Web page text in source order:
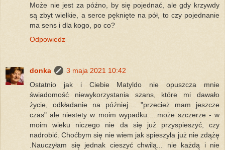
Może nie jest za późno, by się pojednać, ale gdy krzywdy
są zbyt wielkie, a serce pęknięte na pół, to czy pojednanie
ma sens i dla kogo, po co?
Odpowiedz
donka
3 maja 2021 10:42
Ostatnio jak i Ciebie Matyldo nie opuszcza mnie
świadomość niewykorzystania szans, które mi dawało
życie, odkładanie na później.... "przecież mam jeszcze
czas" ale niestety w moim wypadku.....może szczerze - w
moim wieku niczego nie da się już przyspieszyć, czy
nadrobić. Choćbym się nie wiem jak spieszyła już nie zdążę
.Nauczyłam się jednak cieszyć chwilą... nie każdą i nie